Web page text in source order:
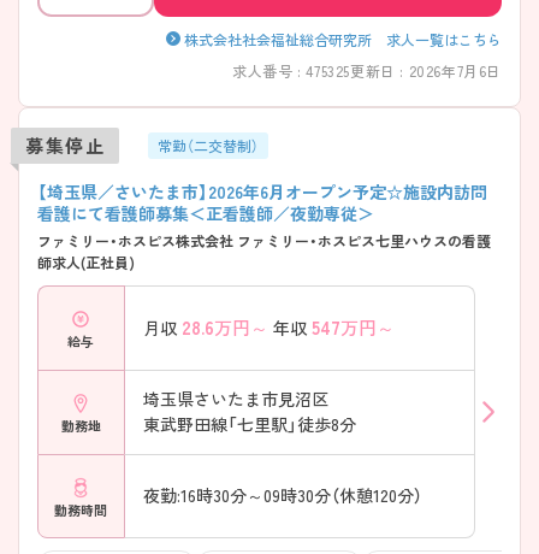
株式会社社会福祉総合研究所 求人一覧はこちら
求人番号 : 475325更新日 : 2026年7月6日
募集停止 常勤（二交替制）
【埼玉県／さいたま市】2026年6月オープン予定☆施設内訪問
看護にて看護師募集＜正看護師／夜勤専従＞
ファミリー・ホスピス株式会社 ファミリー・ホスピス七里ハウスの看護
師求人(正社員)
給与
月収 28.6万円～ 年収 547万円～
勤務地
埼玉県さいたま市見沼区
東武野田線「七里駅」徒歩8分
勤務時間
夜勤:16時30分～09時30分（休憩120分）